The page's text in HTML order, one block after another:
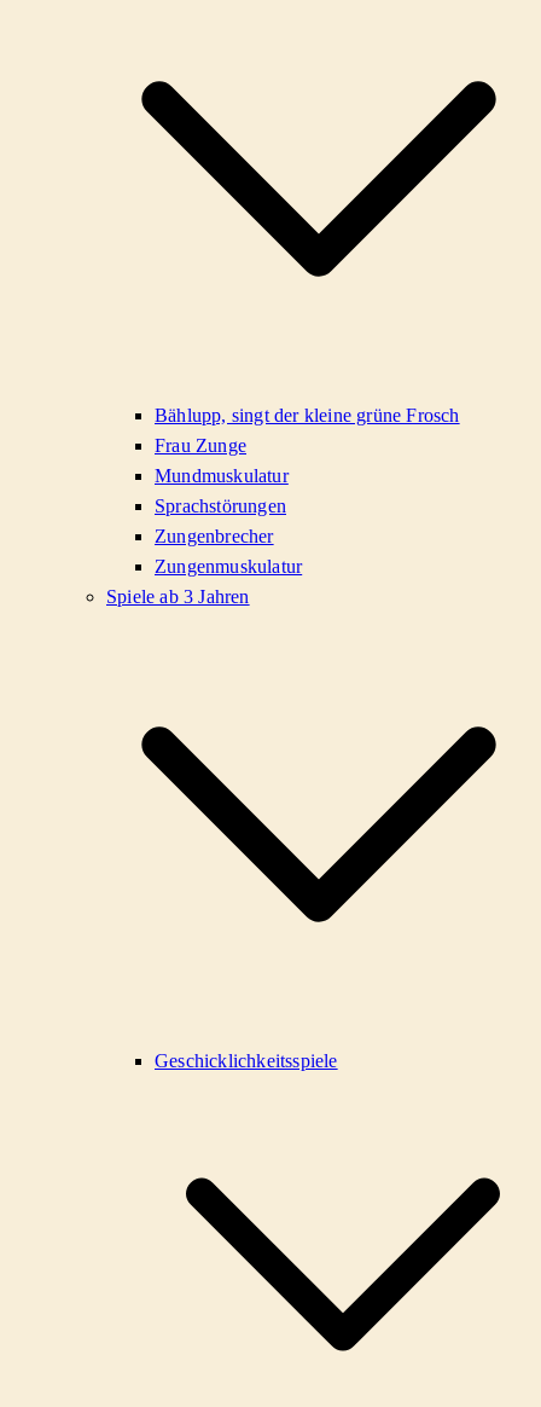
Bählupp, singt der kleine grüne Frosch
Frau Zunge
Mundmuskulatur
Sprachstörungen
Zungenbrecher
Zungenmuskulatur
Spiele ab 3 Jahren
Geschicklichkeitsspiele